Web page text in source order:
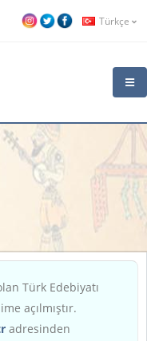
Türkçe
Türk Edebiyatı
açılmıştır.
adresinden